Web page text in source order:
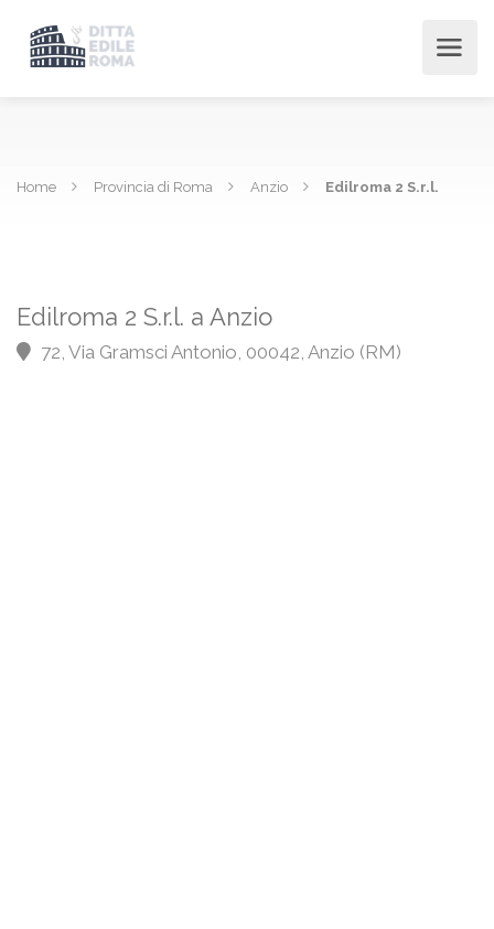
Home Provincia di Roma Anzio Edilroma 2 S.r.l.
Edilroma 2 S.r.l. a Anzio
72, Via Gramsci Antonio, 00042, Anzio (RM)